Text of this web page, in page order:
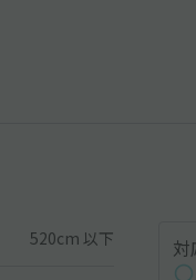
520cm 以下 対